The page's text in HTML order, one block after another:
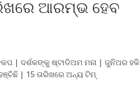
ଆରମ୍ଭ ହେବ
| ଦର୍ଶକଙ୍କୁ ଷ୍ଟାଡିଅମ ମନା | ଜୁନିଅର ହକି
| 15 ତାରିଖରେ ଅନ୍ୟ ଟିମ୍‌